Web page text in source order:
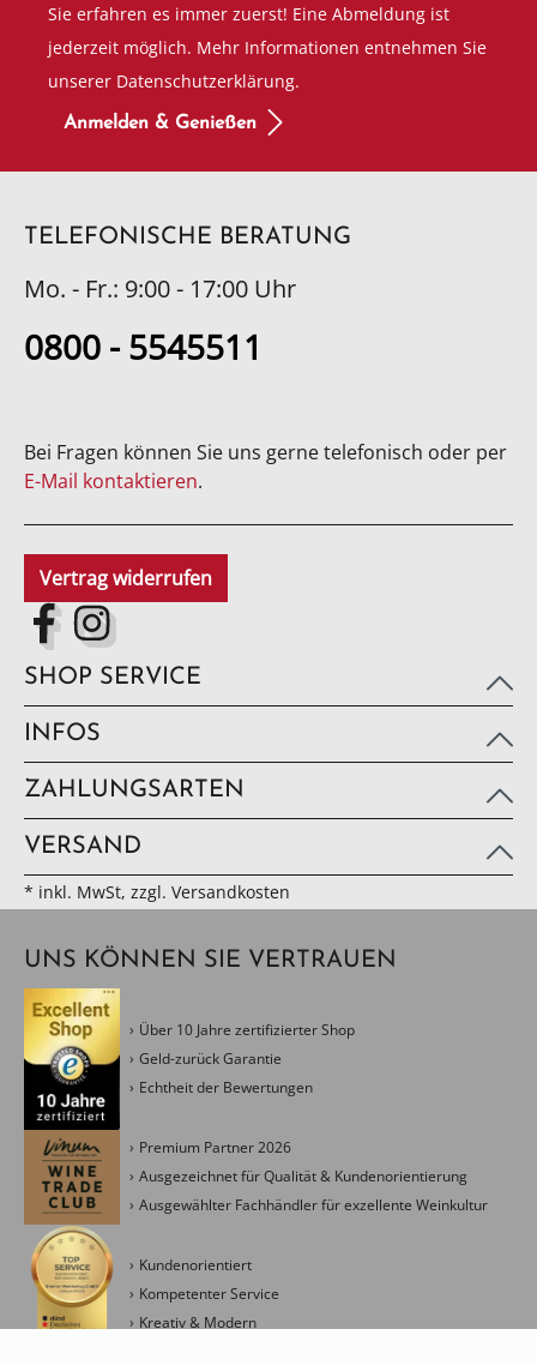
Sie erfahren es immer zuerst! Eine Abmeldung ist
jederzeit möglich. Mehr Informationen entnehmen Sie
unserer Datenschutzerklärung.
Anmelden & Genießen
TELEFONISCHE BERATUNG
Mo. - Fr.: 9:00 - 17:00 Uhr
0800 - 5545511
Bei Fragen können Sie uns gerne telefonisch oder per
E-Mail kontaktieren.
Vertrag widerrufen
SHOP SERVICE
INFOS
ZAHLUNGSARTEN
VERSAND
* inkl. MwSt, zzgl. Versandkosten
UNS KÖNNEN SIE VERTRAUEN
Über 10 Jahre zertifizierter Shop
Geld-zurück Garantie
Echtheit der Bewertungen
Premium Partner 2026
Ausgezeichnet für Qualität & Kundenorientierung
Ausgewählter Fachhändler für exzellente Weinkultur
Kundenorientiert
Kompetenter Service
Kreativ & Modern